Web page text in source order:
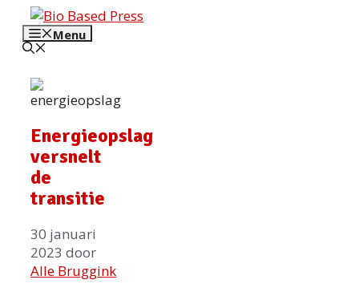
naar
Menu
Energieopslag
versnelt
de
transitie
30 januari
2023 door
Alle Bruggink